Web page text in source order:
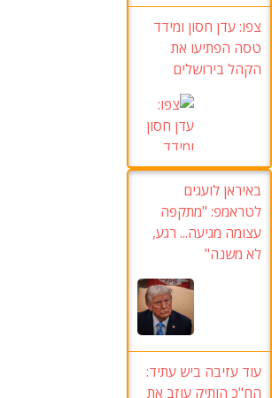
צפו:עדן חסון ומידד
טסה הפתיעו את
הקהל בירושלים
באיראן לועגים
לטראמפ: "מתקפה
עצומה מגיעה... רגע,
לא משנה"
עוד עזיבה ביש עתיד:
הח"כ הותיק עוזב את